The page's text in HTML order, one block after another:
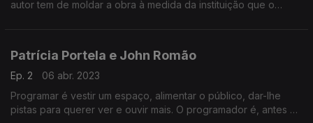
autor tem de moldar a obra à medida da instituição que o
Patrícia Portela e John Romão
Ep. 2
06 abr. 2023
Programar é vestir um espaço, alimentar o público, dar-lhe
pistas para querer ver e ouvir mais. O programador é, antes de